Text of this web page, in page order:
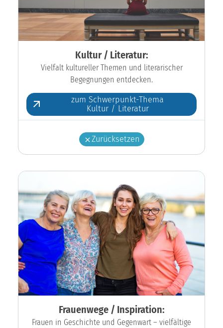
Kultur / Literatur:
Vielfalt kultureller Themen und literarischer
Begegnungen entdecken.
zum Schwerpunkt-Thema
Kultur / Literatur
Zurücksetzen
Frauenwege / Inspiration:
Frauen in Geschichte und Gegenwart – vielfältige